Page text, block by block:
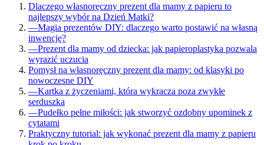
Dlaczego własnoręczny prezent dla mamy z papieru to
najlepszy wybór na Dzień Matki?
—Magia prezentów DIY: dlaczego warto postawić na własną
inwencję?
—Prezent dla mamy od dziecka: jak papieroplastyka pozwala
wyrazić uczucia
Pomysł na własnoręczny prezent dla mamy: od klasyki po
nowoczesne DIY
—Kartka z życzeniami, która wykracza poza zwykłe
serduszka
—Pudełko pełne miłości: jak stworzyć ozdobny upominek z
cytatami
Praktyczny tutorial: jak wykonać prezent dla mamy z papieru